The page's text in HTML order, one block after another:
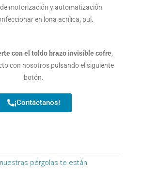
motorización y automatización
en lona acrílica, pul.
con el toldo brazo invisible cofre,
con nosotros pulsando el siguiente
botón.
¡Contáctanos!
nuestras pérgolas te están